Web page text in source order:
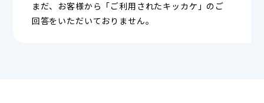
まだ、お客様から「ご利用されたキッカケ」のご
回答をいただいておりません。